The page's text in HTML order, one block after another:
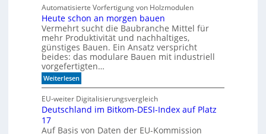
?
u
f
S
c
h
i
e
n
n
i
n
s
c
h
l
i
f
f
i
m
A
k
s
Automatisierte Vorfertigung von Holzmodulen
Heute schon an morgen bauen
Vermehrt sucht die Baubranche Mittel für
mehr Produktivität und nachhaltiges,
günstiges Bauen. Ein Ansatz verspricht
beides: das modulare Bauen mit industriell
vorgefertigten…
Weiterlesen:
H
u
t
s
EU-weiter Digitalisierungsvergleich
Deutschland im Bitkom-DESI-Index auf Platz
17
Auf Basis von Daten der EU-Kommission